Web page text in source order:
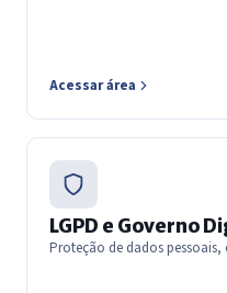
Acessar área
LGPD e Governo
Proteção de dados pessoais,